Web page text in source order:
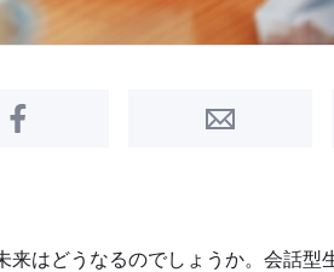
Share on Facebook Share by
来はどうなるのでしょうか。会話型